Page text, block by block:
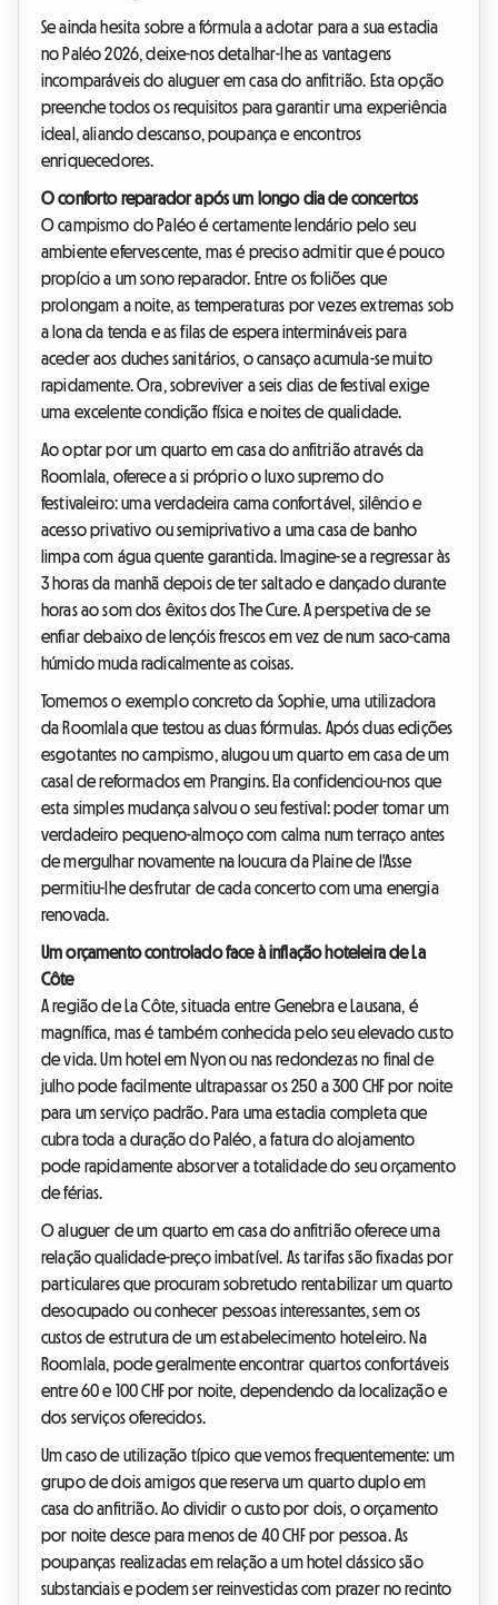
Se ainda hesita sobre a fórmula a adotar para a sua estadia
no Paléo 2026, deixe-nos detalhar-lhe as vantagens
incomparáveis do aluguer em casa do anfitrião. Esta opção
preenche todos os requisitos para garantir uma experiência
ideal, aliando descanso, poupança e encontros
enriquecedores.
O conforto reparador após um longo dia de concertos
O campismo do Paléo é certamente lendário pelo seu
ambiente efervescente, mas é preciso admitir que é pouco
propício a um sono reparador. Entre os foliões que
prolongam a noite, as temperaturas por vezes extremas sob
a lona da tenda e as filas de espera intermináveis para
aceder aos duches sanitários, o cansaço acumula-se muito
rapidamente. Ora, sobreviver a seis dias de festival exige
uma excelente condição física e noites de qualidade.
Ao optar por um quarto em casa do anfitrião através da
Roomlala, oferece a si próprio o luxo supremo do
festivaleiro: uma verdadeira cama confortável, silêncio e
acesso privativo ou semiprivativo a uma casa de banho
limpa com água quente garantida. Imagine-se a regressar às
3 horas da manhã depois de ter saltado e dançado durante
horas ao som dos êxitos dos The Cure. A perspetiva de se
enfiar debaixo de lençóis frescos em vez de num saco-cama
húmido muda radicalmente as coisas.
Tomemos o exemplo concreto da Sophie, uma utilizadora
da Roomlala que testou as duas fórmulas. Após duas edições
esgotantes no campismo, alugou um quarto em casa de um
casal de reformados em Prangins. Ela confidenciou-nos que
esta simples mudança salvou o seu festival: poder tomar um
verdadeiro pequeno-almoço com calma num terraço antes
de mergulhar novamente na loucura da Plaine de l'Asse
permitiu-lhe desfrutar de cada concerto com uma energia
renovada.
Um orçamento controlado face à inflação hoteleira de La
Côte
A região de La Côte, situada entre Genebra e Lausana, é
magnífica, mas é também conhecida pelo seu elevado custo
de vida. Um hotel em Nyon ou nas redondezas no final de
julho pode facilmente ultrapassar os 250 a 300 CHF por noite
para um serviço padrão. Para uma estadia completa que
cubra toda a duração do Paléo, a fatura do alojamento
pode rapidamente absorver a totalidade do seu orçamento
de férias.
O aluguer de um quarto em casa do anfitrião oferece uma
relação qualidade-preço imbatível. As tarifas são fixadas por
particulares que procuram sobretudo rentabilizar um quarto
desocupado ou conhecer pessoas interessantes, sem os
custos de estrutura de um estabelecimento hoteleiro. Na
Roomlala, pode geralmente encontrar quartos confortáveis
entre 60 e 100 CHF por noite, dependendo da localização e
dos serviços oferecidos.
Um caso de utilização típico que vemos frequentemente: um
grupo de dois amigos que reserva um quarto duplo em
casa do anfitrião. Ao dividir o custo por dois, o orçamento
por noite desce para menos de 40 CHF por pessoa. As
poupanças realizadas em relação a um hotel clássico são
substanciais e podem ser reinvestidas com prazer no recinto